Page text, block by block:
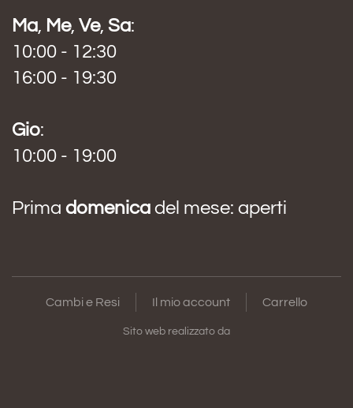
Ma, Me, Ve, Sa:
10:00 - 12:30
16:00 - 19:30
Gio:
10:00 - 19:00
Prima domenica del mese: aperti
Cambi e Resi Il mio account Carrello
Sito web realizzato da